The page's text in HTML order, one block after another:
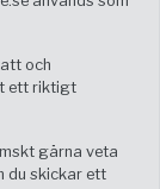
och
ett riktigt
gärna veta
du skickar ett